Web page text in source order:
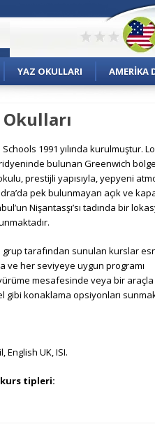
YAZ OKULLARI AMERIKA
Okulları
Schools 1991 yılında kurulmuştur.
bulunan Greenwich
prestijli yapısıyla, yepyeni
pek bulunmayan açık ve
Nişantasşı’sı tadında bir
grup tarafından sunulan kurslar
ve her seviyeye uygun programı
mesafesinde veya bir
gibi konaklama opsiyonları
English UK, ISI.
kurs tipleri: